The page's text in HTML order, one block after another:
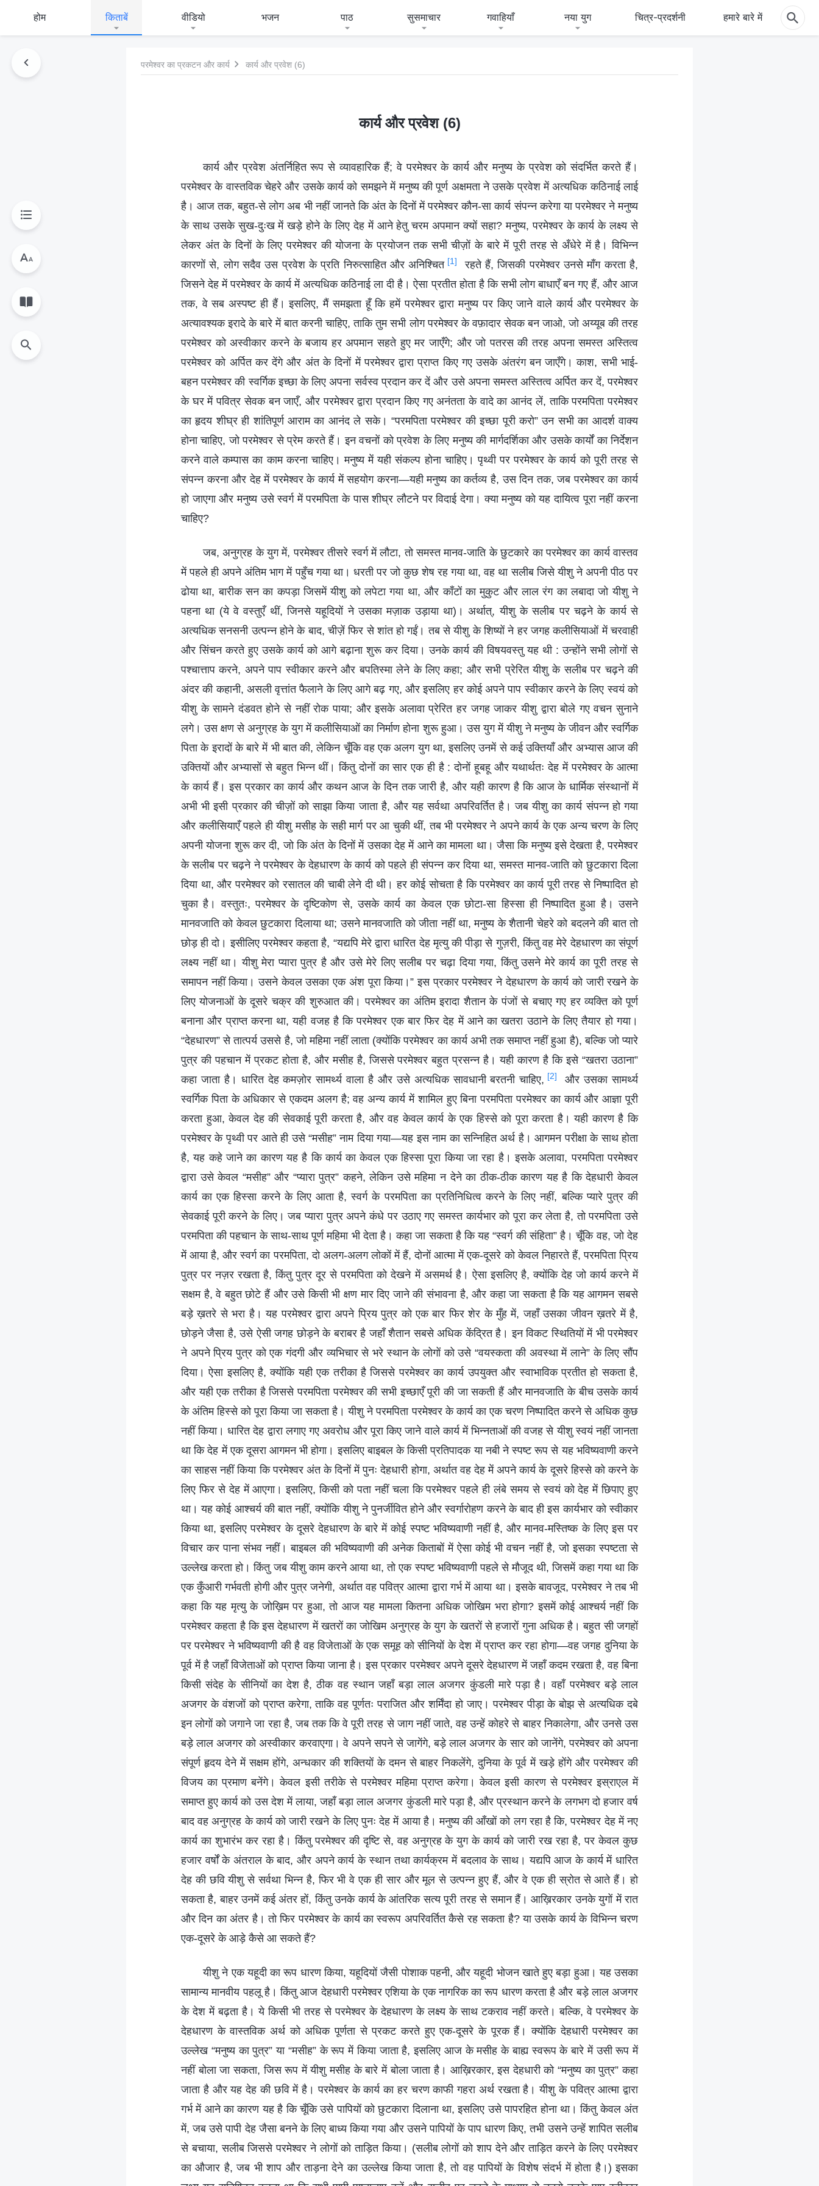
होम किताबें वीडियो भजन पाठ सुसमाचार गवाहियाँ नया युग चित्र-प्रदर्शनी हमारे बारे में
परमेश्वर का प्रकटन और कार्य कार्य और प्रवेश (6)
कार्य और प्रवेश (6)
कार्य और प्रवेश अंतर्निहित रूप से व्यावहारिक हैं; वे परमेश्वर के कार्य और मनुष्य के प्रवेश को संदर्भित करते हैं।
परमेश्वर के वास्तविक चेहरे और उसके कार्य को समझने में मनुष्य की पूर्ण अक्षमता ने उसके प्रवेश में अत्यधिक कठिनाई लाई
है। आज तक, बहुत-से लोग अब भी नहीं जानते कि अंत के दिनों में परमेश्वर कौन-सा कार्य संपन्न करेगा या परमेश्वर ने मनुष्य
के साथ उसके सुख-दुःख में खड़े होने के लिए देह में आने हेतु चरम अपमान क्यों सहा? मनुष्य, परमेश्वर के कार्य के लक्ष्य से
लेकर अंत के दिनों के लिए परमेश्वर की योजना के प्रयोजन तक सभी चीज़ों के बारे में पूरी तरह से अँधेरे में है। विभिन्न
कारणों से, लोग सदैव उस प्रवेश के प्रति निरुत्साहित और अनिश्चित [1]
रहते हैं, जिसकी परमेश्वर उनसे माँग करता है,
जिसने देह में परमेश्वर के कार्य में अत्यधिक कठिनाई ला दी है। ऐसा प्रतीत होता है कि सभी लोग बाधाएँ बन गए हैं, और आज
तक, वे सब अस्पष्ट ही हैं। इसलिए, मैं समझता हूँ कि हमें परमेश्वर द्वारा मनुष्य पर किए जाने वाले कार्य और परमेश्वर के
अत्यावश्यक इरादे के बारे में बात करनी चाहिए, ताकि तुम सभी लोग परमेश्वर के वफ़ादार सेवक बन जाओ, जो अय्यूब की तरह
परमेश्वर को अस्वीकार करने के बजाय हर अपमान सहते हुए मर जाएँगे; और जो पतरस की तरह अपना समस्त अस्तित्व
परमेश्वर को अर्पित कर देंगे और अंत के दिनों में परमेश्वर द्वारा प्राप्त किए गए उसके अंतरंग बन जाएँगे। काश, सभी भाई-
बहन परमेश्वर की स्वर्गिक इच्छा के लिए अपना सर्वस्व प्रदान कर दें और उसे अपना समस्त अस्तित्व अर्पित कर दें, परमेश्वर
के घर में पवित्र सेवक बन जाएँ, और परमेश्वर द्वारा प्रदान किए गए अनंतता के वादे का आनंद लें, ताकि परमपिता परमेश्वर
का हृदय शीघ्र ही शांतिपूर्ण आराम का आनंद ले सके। “परमपिता परमेश्वर की इच्छा पूरी करो” उन सभी का आदर्श वाक्य
होना चाहिए, जो परमेश्वर से प्रेम करते हैं। इन वचनों को प्रवेश के लिए मनुष्य की मार्गदर्शिका और उसके कार्यों का निर्देशन
करने वाले कम्पास का काम करना चाहिए। मनुष्य में यही संकल्प होना चाहिए। पृथ्वी पर परमेश्वर के कार्य को पूरी तरह से
संपन्न करना और देह में परमेश्वर के कार्य में सहयोग करना—यही मनुष्य का कर्तव्य है, उस दिन तक, जब परमेश्वर का कार्य
हो जाएगा और मनुष्य उसे स्वर्ग में परमपिता के पास शीघ्र लौटने पर विदाई देगा। क्या मनुष्य को यह दायित्व पूरा नहीं करना
चाहिए?
जब, अनुग्रह के युग में, परमेश्वर तीसरे स्वर्ग में लौटा, तो समस्त मानव-जाति के छुटकारे का परमेश्वर का कार्य वास्तव
में पहले ही अपने अंतिम भाग में पहुँच गया था। धरती पर जो कुछ शेष रह गया था, वह था सलीब जिसे यीशु ने अपनी पीठ पर
ढोया था, बारीक सन का कपड़ा जिसमें यीशु को लपेटा गया था, और काँटों का मुकुट और लाल रंग का लबादा जो यीशु ने
पहना था (ये वे वस्तुएँ थीं, जिनसे यहूदियों ने उसका मज़ाक उड़ाया था)। अर्थात्, यीशु के सलीब पर चढ़ने के कार्य से
अत्यधिक सनसनी उत्पन्न होने के बाद, चीज़ें फिर से शांत हो गईं। तब से यीशु के शिष्यों ने हर जगह कलीसियाओं में चरवाही
और सिंचन करते हुए उसके कार्य को आगे बढ़ाना शुरू कर दिया। उनके कार्य की विषयवस्तु यह थी : उन्होंने सभी लोगों से
पश्चात्ताप करने, अपने पाप स्वीकार करने और बपतिस्मा लेने के लिए कहा; और सभी प्रेरित यीशु के सलीब पर चढ़ने की
अंदर की कहानी, असली वृत्तांत फैलाने के लिए आगे बढ़ गए, और इसलिए हर कोई अपने पाप स्वीकार करने के लिए स्वयं को
यीशु के सामने दंडवत होने से नहीं रोक पाया; और इसके अलावा प्रेरित हर जगह जाकर यीशु द्वारा बोले गए वचन सुनाने
लगे। उस क्षण से अनुग्रह के युग में कलीसियाओं का निर्माण होना शुरू हुआ। उस युग में यीशु ने मनुष्य के जीवन और स्वर्गिक
पिता के इरादों के बारे में भी बात की, लेकिन चूँकि वह एक अलग युग था, इसलिए उनमें से कई उक्तियाँ और अभ्यास आज की
उक्तियों और अभ्यासों से बहुत भिन्न थीं। किंतु दोनों का सार एक ही है : दोनों हूबहू और यथार्थतः देह में परमेश्वर के आत्मा
के कार्य हैं। इस प्रकार का कार्य और कथन आज के दिन तक जारी है, और यही कारण है कि आज के धार्मिक संस्थानों में
अभी भी इसी प्रकार की चीज़ों को साझा किया जाता है, और यह सर्वथा अपरिवर्तित है। जब यीशु का कार्य संपन्न हो गया
और कलीसियाएँ पहले ही यीशु मसीह के सही मार्ग पर आ चुकी थीं, तब भी परमेश्वर ने अपने कार्य के एक अन्य चरण के लिए
अपनी योजना शुरू कर दी, जो कि अंत के दिनों में उसका देह में आने का मामला था। जैसा कि मनुष्य इसे देखता है, परमेश्वर
के सलीब पर चढ़ने ने परमेश्वर के देहधारण के कार्य को पहले ही संपन्न कर दिया था, समस्त मानव-जाति को छुटकारा दिला
दिया था, और परमेश्वर को रसातल की चाबी लेने दी थी। हर कोई सोचता है कि परमेश्वर का कार्य पूरी तरह से निष्पादित हो
चुका है। वस्तुतः, परमेश्वर के दृष्टिकोण से, उसके कार्य का केवल एक छोटा-सा हिस्सा ही निष्पादित हुआ है। उसने
मानवजाति को केवल छुटकारा दिलाया था; उसने मानवजाति को जीता नहीं था, मनुष्य के शैतानी चेहरे को बदलने की बात तो
छोड़ ही दो। इसीलिए परमेश्वर कहता है, “यद्यपि मेरे द्वारा धारित देह मृत्यु की पीड़ा से गुज़री, किंतु वह मेरे देहधारण का संपूर्ण
लक्ष्य नहीं था। यीशु मेरा प्यारा पुत्र है और उसे मेरे लिए सलीब पर चढ़ा दिया गया, किंतु उसने मेरे कार्य का पूरी तरह से
समापन नहीं किया। उसने केवल उसका एक अंश पूरा किया।” इस प्रकार परमेश्वर ने देहधारण के कार्य को जारी रखने के
लिए योजनाओं के दूसरे चक्र की शुरुआत की। परमेश्वर का अंतिम इरादा शैतान के पंजों से बचाए गए हर व्यक्ति को पूर्ण
बनाना और प्राप्त करना था, यही वजह है कि परमेश्वर एक बार फिर देह में आने का खतरा उठाने के लिए तैयार हो गया।
“देहधारण” से तात्पर्य उससे है, जो महिमा नहीं लाता (क्योंकि परमेश्वर का कार्य अभी तक समाप्त नहीं हुआ है), बल्कि जो प्यारे
पुत्र की पहचान में प्रकट होता है, और मसीह है, जिससे परमेश्वर बहुत प्रसन्न है। यही कारण है कि इसे “खतरा उठाना”
कहा जाता है। धारित देह कमज़ोर सामर्थ्य वाला है और उसे अत्यधिक सावधानी बरतनी चाहिए, [2]
और उसका सामर्थ्य
स्वर्गिक पिता के अधिकार से एकदम अलग है; वह अन्य कार्य में शामिल हुए बिना परमपिता परमेश्वर का कार्य और आज्ञा पूरी
करता हुआ, केवल देह की सेवकाई पूरी करता है, और वह केवल कार्य के एक हिस्से को पूरा करता है। यही कारण है कि
परमेश्वर के पृथ्वी पर आते ही उसे “मसीह” नाम दिया गया—यह इस नाम का सन्निहित अर्थ है। आगमन परीक्षा के साथ होता
है, यह कहे जाने का कारण यह है कि कार्य का केवल एक हिस्सा पूरा किया जा रहा है। इसके अलावा, परमपिता परमेश्वर
द्वारा उसे केवल “मसीह” और “प्यारा पुत्र” कहने, लेकिन उसे महिमा न देने का ठीक-ठीक कारण यह है कि देहधारी केवल
कार्य का एक हिस्सा करने के लिए आता है, स्वर्ग के परमपिता का प्रतिनिधित्व करने के लिए नहीं, बल्कि प्यारे पुत्र की
सेवकाई पूरी करने के लिए। जब प्यारा पुत्र अपने कंधे पर उठाए गए समस्त कार्यभार को पूरा कर लेता है, तो परमपिता उसे
परमपिता की पहचान के साथ-साथ पूर्ण महिमा भी देता है। कहा जा सकता है कि यह “स्वर्ग की संहिता” है। चूँकि वह, जो देह
में आया है, और स्वर्ग का परमपिता, दो अलग-अलग लोकों में हैं, दोनों आत्मा में एक-दूसरे को केवल निहारते हैं, परमपिता प्रिय
पुत्र पर नज़र रखता है, किंतु पुत्र दूर से परमपिता को देखने में असमर्थ है। ऐसा इसलिए है, क्योंकि देह जो कार्य करने में
सक्षम है, वे बहुत छोटे हैं और उसे किसी भी क्षण मार दिए जाने की संभावना है, और कहा जा सकता है कि यह आगमन सबसे
बड़े ख़तरे से भरा है। यह परमेश्वर द्वारा अपने प्रिय पुत्र को एक बार फिर शेर के मुँह में, जहाँ उसका जीवन ख़तरे में है,
छोड़ने जैसा है, उसे ऐसी जगह छोड़ने के बराबर है जहाँ शैतान सबसे अधिक केंद्रित है। इन विकट स्थितियों में भी परमेश्वर
ने अपने प्रिय पुत्र को एक गंदगी और व्यभिचार से भरे स्थान के लोगों को उसे “वयस्कता की अवस्था में लाने” के लिए सौंप
दिया। ऐसा इसलिए है, क्योंकि यही एक तरीका है जिससे परमेश्वर का कार्य उपयुक्त और स्वाभाविक प्रतीत हो सकता है,
और यही एक तरीका है जिससे परमपिता परमेश्वर की सभी इच्छाएँ पूरी की जा सकती हैं और मानवजाति के बीच उसके कार्य
के अंतिम हिस्से को पूरा किया जा सकता है। यीशु ने परमपिता परमेश्वर के कार्य का एक चरण निष्पादित करने से अधिक कुछ
नहीं किया। धारित देह द्वारा लगाए गए अवरोध और पूरा किए जाने वाले कार्य में भिन्नताओं की वजह से यीशु स्वयं नहीं जानता
था कि देह में एक दूसरा आगमन भी होगा। इसलिए बाइबल के किसी प्रतिपादक या नबी ने स्पष्ट रूप से यह भविष्यवाणी करने
का साहस नहीं किया कि परमेश्वर अंत के दिनों में पुनः देहधारी होगा, अर्थात वह देह में अपने कार्य के दूसरे हिस्से को करने के
लिए फिर से देह में आएगा। इसलिए, किसी को पता नहीं चला कि परमेश्वर पहले ही लंबे समय से स्वयं को देह में छिपाए हुए
था। यह कोई आश्चर्य की बात नहीं, क्योंकि यीशु ने पुनर्जीवित होने और स्वर्गारोहण करने के बाद ही इस कार्यभार को स्वीकार
किया था, इसलिए परमेश्वर के दूसरे देहधारण के बारे में कोई स्पष्ट भविष्यवाणी नहीं है, और मानव-मस्तिष्क के लिए इस पर
विचार कर पाना संभव नहीं। बाइबल की भविष्यवाणी की अनेक किताबों में ऐसा कोई भी वचन नहीं है, जो इसका स्पष्टता से
उल्लेख करता हो। किंतु जब यीशु काम करने आया था, तो एक स्पष्ट भविष्यवाणी पहले से मौजूद थी, जिसमें कहा गया था कि
एक कुँआरी गर्भवती होगी और पुत्र जनेगी, अर्थात वह पवित्र आत्मा द्वारा गर्भ में आया था। इसके बावजूद, परमेश्वर ने तब भी
कहा कि यह मृत्यु के जोख़िम पर हुआ, तो आज यह मामला कितना अधिक जोखिम भरा होगा? इसमें कोई आश्चर्य नहीं कि
परमेश्वर कहता है कि इस देहधारण में खतरों का जोखिम अनुग्रह के युग के खतरों से हजारों गुना अधिक है। बहुत सी जगहों
पर परमेश्वर ने भविष्यवाणी की है वह विजेताओं के एक समूह को सीनियों के देश में प्राप्त कर रहा होगा—वह जगह दुनिया के
पूर्व में है जहाँ विजेताओं को प्राप्त किया जाना है। इस प्रकार परमेश्वर अपने दूसरे देहधारण में जहाँ कदम रखता है, वह बिना
किसी संदेह के सीनियों का देश है, ठीक वह स्थान जहाँ बड़ा लाल अजगर कुंडली मारे पड़ा है। वहाँ परमेश्वर बड़े लाल
अजगर के वंशजों को प्राप्त करेगा, ताकि वह पूर्णतः पराजित और शर्मिंदा हो जाए। परमेश्वर पीड़ा के बोझ से अत्यधिक दबे
इन लोगों को जगाने जा रहा है, जब तक कि वे पूरी तरह से जाग नहीं जाते, वह उन्हें कोहरे से बाहर निकालेगा, और उनसे उस
बड़े लाल अजगर को अस्वीकार करवाएगा। वे अपने सपने से जागेंगे, बड़े लाल अजगर के सार को जानेंगे, परमेश्वर को अपना
संपूर्ण हृदय देने में सक्षम होंगे, अन्धकार की शक्तियों के दमन से बाहर निकलेंगे, दुनिया के पूर्व में खड़े होंगे और परमेश्वर की
विजय का प्रमाण बनेंगे। केवल इसी तरीके से परमेश्वर महिमा प्राप्त करेगा। केवल इसी कारण से परमेश्वर इस्राएल में
समाप्त हुए कार्य को उस देश में लाया, जहाँ बड़ा लाल अजगर कुंडली मारे पड़ा है, और प्रस्थान करने के लगभग दो हजार वर्ष
बाद वह अनुग्रह के कार्य को जारी रखने के लिए पुनः देह में आया है। मनुष्य की आँखों को लग रहा है कि, परमेश्वर देह में नए
कार्य का शुभारंभ कर रहा है। किंतु परमेश्वर की दृष्टि से, वह अनुग्रह के युग के कार्य को जारी रख रहा है, पर केवल कुछ
हजार वर्षों के अंतराल के बाद, और अपने कार्य के स्थान तथा कार्यक्रम में बदलाव के साथ। यद्यपि आज के कार्य में धारित
देह की छवि यीशु से सर्वथा भिन्न है, फिर भी वे एक ही सार और मूल से उत्पन्न हुए हैं, और वे एक ही स्रोत से आते हैं। हो
सकता है, बाहर उनमें कई अंतर हों, किंतु उनके कार्य के आंतरिक सत्य पूरी तरह से समान हैं। आख़िरकार उनके युगों में रात
और दिन का अंतर है। तो फिर परमेश्वर के कार्य का स्वरूप अपरिवर्तित कैसे रह सकता है? या उसके कार्य के विभिन्न चरण
एक-दूसरे के आड़े कैसे आ सकते हैं?
यीशु ने एक यहूदी का रूप धारण किया, यहूदियों जैसी पोशाक पहनी, और यहूदी भोजन खाते हुए बड़ा हुआ। यह उसका
सामान्य मानवीय पहलू है। किंतु आज देहधारी परमेश्वर एशिया के एक नागरिक का रूप धारण करता है और बड़े लाल अजगर
के देश में बढ़ता है। ये किसी भी तरह से परमेश्वर के देहधारण के लक्ष्य के साथ टकराव नहीं करते। बल्कि, वे परमेश्वर के
देहधारण के वास्तविक अर्थ को अधिक पूर्णता से प्रकट करते हुए एक-दूसरे के पूरक हैं। क्योंकि देहधारी परमेश्वर का
उल्लेख “मनुष्य का पुत्र” या “मसीह” के रूप में किया जाता है, इसलिए आज के मसीह के बाह्य स्वरूप के बारे में उसी रूप में
नहीं बोला जा सकता, जिस रूप में यीशु मसीह के बारे में बोला जाता है। आख़िरकार, इस देहधारी को “मनुष्य का पुत्र” कहा
जाता है और यह देह की छवि में है। परमेश्वर के कार्य का हर चरण काफी गहरा अर्थ रखता है। यीशु के पवित्र आत्मा द्वारा
गर्भ में आने का कारण यह है कि चूँकि उसे पापियों को छुटकारा दिलाना था, इसलिए उसे पापरहित होना था। किंतु केवल अंत
में, जब उसे पापी देह जैसा बनने के लिए बाध्य किया गया और उसने पापियों के पाप धारण किए, तभी उसने उन्हें शापित सलीब
से बचाया, सलीब जिससे परमेश्वर ने लोगों को ताड़ित किया। (सलीब लोगों को शाप देने और ताड़ित करने के लिए परमेश्वर
का औजार है, जब भी शाप और ताड़ना देने का उल्लेख किया जाता है, तो वह पापियों के विशेष संदर्भ में होता है।) इसका